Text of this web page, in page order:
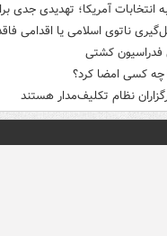
انتخابات آمریکا؛ تهدیدی جدی
ناتوی اسلامی یا اقدامی
فدراسیون کشتی
چه کسی امضا کرد؟
نظام تکلیف‌مدار هستند